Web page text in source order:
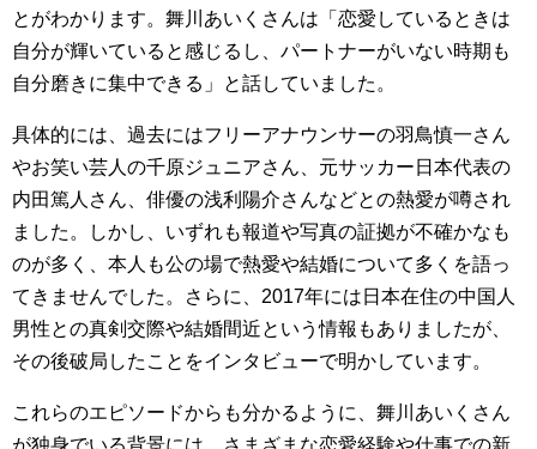
とがわかります。舞川あいくさんは「恋愛しているときは
自分が輝いていると感じるし、パートナーがいない時期も
自分磨きに集中できる」と話していました。
具体的には、過去にはフリーアナウンサーの羽鳥慎一さん
やお笑い芸人の千原ジュニアさん、元サッカー日本代表の
内田篤人さん、俳優の浅利陽介さんなどとの熱愛が噂され
ました。しかし、いずれも報道や写真の証拠が不確かなも
のが多く、本人も公の場で熱愛や結婚について多くを語っ
てきませんでした。さらに、2017年には日本在住の中国人
男性との真剣交際や結婚間近という情報もありましたが、
その後破局したことをインタビューで明かしています。
これらのエピソードからも分かるように、舞川あいくさん
が独身でいる背景には、さまざまな恋愛経験や仕事での新